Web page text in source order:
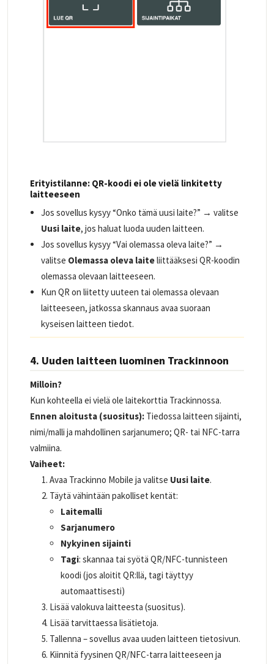
Erityistilanne: QR-koodi ei ole vielä linkitetty
laitteeseen
Jos sovellus kysyy “Onko tämä uusi laite?” → valitse
Uusi laite, jos haluat luoda uuden laitteen.
Jos sovellus kysyy “Vai olemassa oleva laite?” →
valitse Olemassa oleva laiteliittääksesi QR-koodin
olemassa olevaan laitteeseen.
Kun QR on liitetty uuteen tai olemassa olevaan
laitteeseen, jatkossa skannaus avaa suoraan
kyseisen laitteen tiedot.
4. Uuden laitteen luominen Trackinnoon
Milloin?
Kun kohteella ei vielä ole laitekorttia Trackinnossa.
Ennen aloitusta (suositus): Tiedossa laitteen sijainti,
nimi/malli ja mahdollinen sarjanumero; QR- tai NFC-tarra
valmiina.
Vaiheet:
Avaa Trackinno Mobile ja valitse Uusi laite.
Täytä vähintään pakolliset kentät:
Laitemalli
Sarjanumero
Nykyinen sijainti
Tagi: skannaa tai syötä QR/NFC-tunnisteen
koodi (jos aloitit QR:llä, tagi täyttyy
automaattisesti)
Lisää valokuva laitteesta (suositus).
Lisää tarvittaessa lisätietoja.
Tallenna – sovellus avaa uuden laitteen tietosivun.
Kiinnitä fyysinen QR/NFC-tarra laitteeseen ja